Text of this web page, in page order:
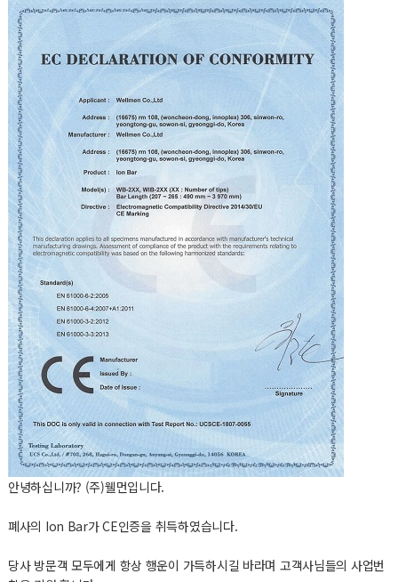
안녕하십니까? (주)웰먼입니다.
폐사의 Ion Bar가 CE인증을 취득하였습니다.
당사 방문객 모두에게 항상 행운이 가득하시길 바라며 고객사님들의 사업번